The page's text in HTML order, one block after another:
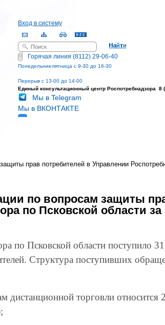
Вход в систему
Форма поиска
Поиск
Горячая линия (8112) 29-06-40
Понедельник-пятница с 9-30 до 16-30
Перерыв с 13-00 до 14-00
Единый консультационный центр Роспотребнадзора 8
Мы в Telegram
Мы в ВКОНТАКТЕ
прав потребителей в Управлении
по вопросам защиты
по Псковской области за
по Псковской области поступило
Структура поступивших
дистанционной торговли относится